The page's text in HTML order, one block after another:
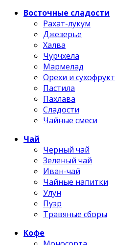
Восточные сладости
Рахат-лукум
Джезерье
Халва
Чурчхела
Мармелад
Орехи и
Пастила
Пахлава
Сладости
Чайные смеси
Чай
Черный чай
Зеленый чай
Иван-чай
Чайные напитки
Улун
Пуэр
Травяные сборы
Кофе